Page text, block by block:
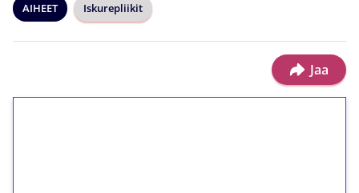
AIHEET Iskurepliikit
Jaa